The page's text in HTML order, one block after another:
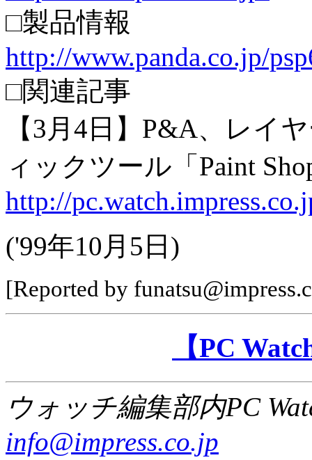
□製品情報
http://www.panda.co.jp/
□関連記事
【3月4日】P&A、レイ
ィックツール「Paint
http://
('99年10月5日)
[Reported by
【PC
ウォッチ編集部内PC
info@impress.co.jp